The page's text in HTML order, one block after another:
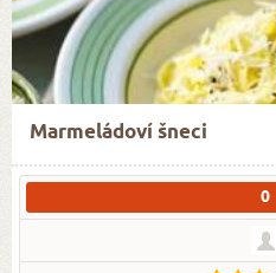
Marmeládoví šneci
0